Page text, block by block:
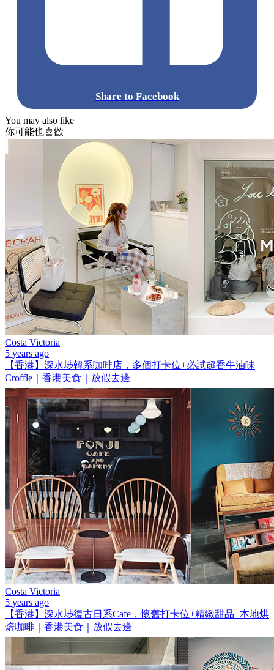
Share to Facebook
You may also like
你可能也喜歡
Costa Victoria
5 years ago
【香港】深水埗韓系咖啡店，多個打卡位+必試超香牛油味
Croffle｜香港美食｜放假去邊
Costa Victoria
5 years ago
【香港】深水埗復古日系Cafe，懷舊打卡位+精緻甜品+本地烘
焙咖啡｜香港美食｜放假去邊